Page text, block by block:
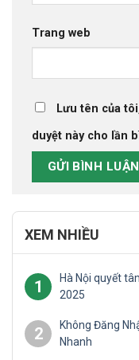
Trang web
Lưu tên của
duyệt này cho lần
XEM NHIỀU
1
Hà Nội quyết
2025
2
Không Đăng
Nhanh